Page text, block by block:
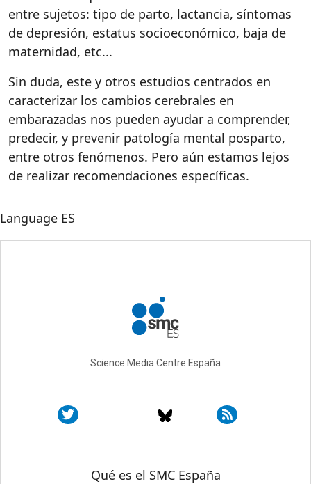
entre sujetos: tipo de parto, lactancia, síntomas
de depresión, estatus socioeconómico, baja de
maternidad, etc...
Sin duda, este y otros estudios centrados en
caracterizar los cambios cerebrales en
embarazadas nos pueden ayudar a comprender,
predecir, y prevenir patología mental posparto,
entre otros fenómenos. Pero aún estamos lejos
de realizar recomendaciones específicas.
Language ES
Science Media Centre España
Sobre SMC España
Qué es el SMC España